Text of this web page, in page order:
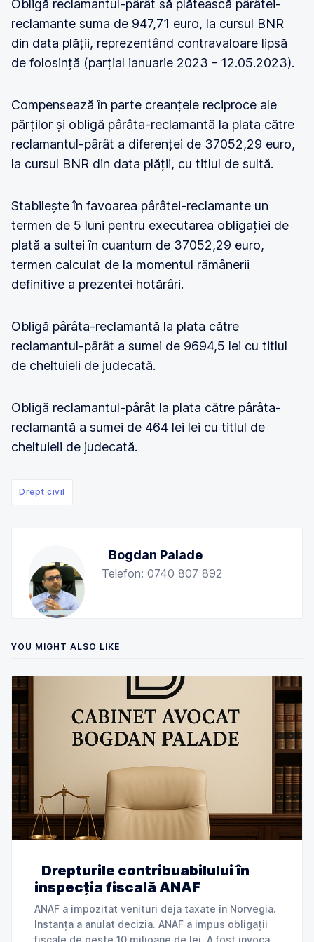
Obligă reclamantul-pârât să plătească pârâtei-
reclamante suma de 947,71 euro, la cursul BNR
din data plății, reprezentând contravaloare lipsă
de folosință (parțial ianuarie 2023 - 12.05.2023).
Compensează în parte creanțele reciproce ale
părților și obligă pârâta-reclamantă la plata către
reclamantul-pârât a diferenței de 37052,29 euro,
la cursul BNR din data plății, cu titlul de sultă.
Stabilește în favoarea pârâtei-reclamante un
termen de 5 luni pentru executarea obligației de
plată a sultei în cuantum de 37052,29 euro,
termen calculat de la momentul rămânerii
definitive a prezentei hotărâri.
Obligă pârâta-reclamantă la plata către
reclamantul-pârât a sumei de 9694,5 lei cu titlul
de cheltuieli de judecată.
Obligă reclamantul-pârât la plata către pârâta-
reclamantă a sumei de 464 lei lei cu titlul de
cheltuieli de judecată.
Drept civil
Bogdan Palade
Telefon: 0740 807 892
YOU MIGHT ALSO LIKE
Drepturile contribuabilului în
inspecția fiscală ANAF
ANAF a impozitat venituri deja taxate în Norvegia.
Instanța a anulat decizia. ANAF a impus obligații
fiscale de peste 10 milioane de lei. A fost invocată